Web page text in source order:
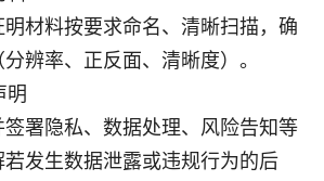
材料按要求命名、清晰扫描，确
辨率、正反面、清晰度）。
明
署隐私、数据处理、风险告知等
发生数据泄露或违规行为的后